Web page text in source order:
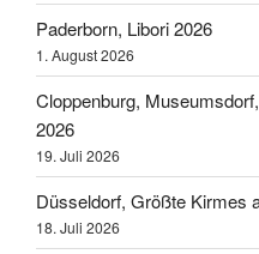
Paderborn, Libori 2026
1. August 2026
Cloppenburg,
2026
19. Juli 2026
Düsseldorf, Größte Kirmes
18. Juli 2026